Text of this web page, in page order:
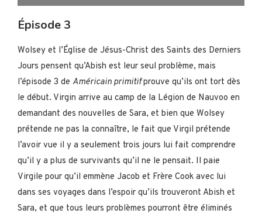
Épisode 3
Wolsey et l’Église de Jésus-Christ des Saints des Derniers
Jours pensent qu’Abish est leur seul problème, mais
l’épisode 3 de Américain primitifprouve qu’ils ont tort dès
le début. Virgin arrive au camp de la Légion de Nauvoo en
demandant des nouvelles de Sara, et bien que Wolsey
prétende ne pas la connaître, le fait que Virgil prétende
l’avoir vue il y a seulement trois jours lui fait comprendre
qu’il y a plus de survivants qu’il ne le pensait. Il paie
Virgile pour qu’il emmène Jacob et Frère Cook avec lui
dans ses voyages dans l’espoir qu’ils trouveront Abish et
Sara, et que tous leurs problèmes pourront être éliminés